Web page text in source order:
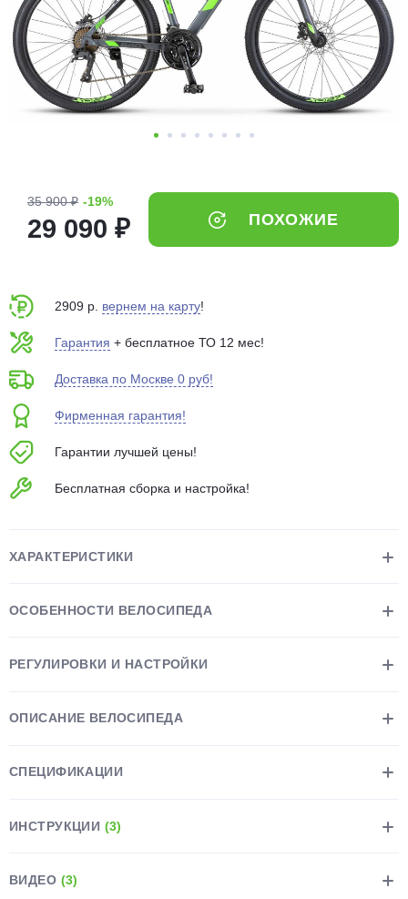
35 900 ₽ -19%
29 090 ₽ ПОХОЖИЕ
2909 р. вернем на карту!
Гарантия + бесплатное ТО 12 мес!
Доставка по Москве 0 руб!
Фирменная гарантия!
Гарантии лучшей цены!
Бесплатная сборка и настройка!
ХАРАКТЕРИСТИКИ
ОСОБЕННОСТИ ВЕЛОСИПЕДА
РЕГУЛИРОВКИ И НАСТРОЙКИ
ОПИСАНИЕ ВЕЛОСИПЕДА
СПЕЦИФИКАЦИИ
ИНСТРУКЦИИ (3)
ВИДЕО (3)
Добавляйте товары
в корзину
Оплачивайте сегодня только
25% картой любого банка
выбранный способом
75% будут
Подробнее
Остались вопросы?